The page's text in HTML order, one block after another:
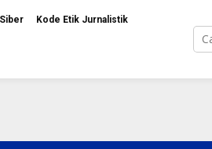
Kode Etik Jurnalistik